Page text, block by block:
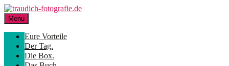
Skip
to
content
Menu
Eure Vorteile
Der Tag.
Die Box.